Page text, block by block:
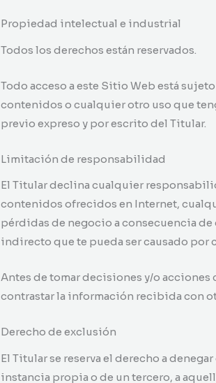
Propiedad intelectual e industrial
Todos los derechos están reservados.
Todo acceso a este Sitio Web está
contenidos o cualquier otro uso que
previo expreso y por escrito del Titular.
Limitación de responsabilidad
El Titular declina cualquier
contenidos ofrecidos en Internet,
pérdidas de negocio a consecuencia
indirecto que te pueda ser causado por
Antes de tomar decisiones y/o
contrastar la información recibida con
Derecho de exclusión
El Titular se reserva el derecho a
instancia propia o de un tercero, a